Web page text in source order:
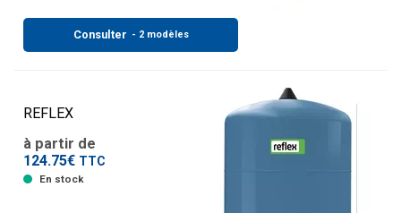
Consulter - 2 modèles
REFLEX
à partir de
124.75€ TTC
En stock